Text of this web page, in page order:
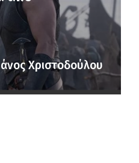
Χριστοδούλου